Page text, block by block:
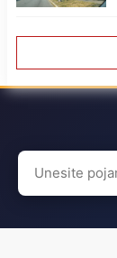
Search
for: